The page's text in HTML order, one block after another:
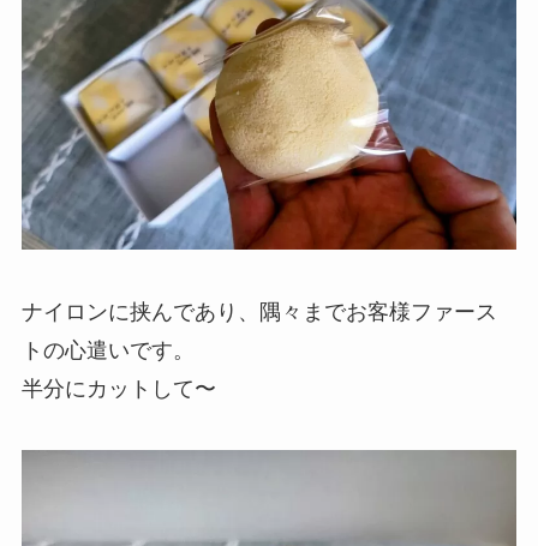
ナイロンに挟んであり、隅々までお客様ファース
トの心遣いです。
半分にカットして〜